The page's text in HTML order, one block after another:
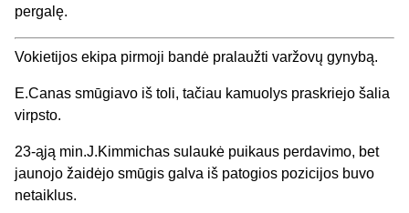
pergalę.
Vokietijos ekipa pirmoji bandė pralaužti varžovų gynybą.
E.Canas smūgiavo iš toli, tačiau kamuolys praskriejo šalia
virpsto.
23-ąją min.J.Kimmichas sulaukė puikaus perdavimo, bet
jaunojo žaidėjo smūgis galva iš patogios pozicijos buvo
netaiklus.